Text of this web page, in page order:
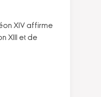
XIV affirme
XIII et de